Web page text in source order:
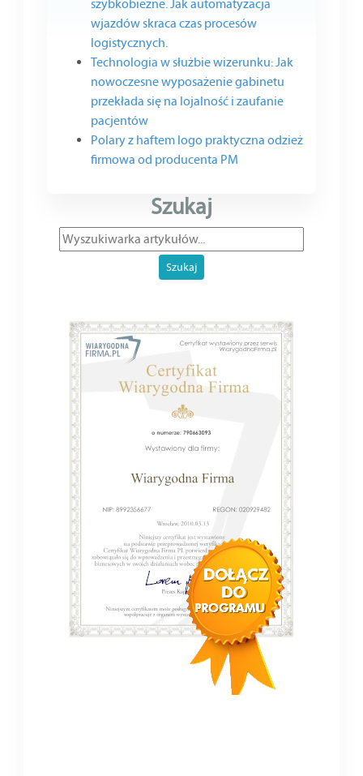
szybkobieżne. Jak automatyzacja
wjazdów skraca czas procesów
logistycznych.
Technologia w służbie wizerunku: Jak
nowoczesne wyposażenie gabinetu
przekłada się na lojalność i zaufanie
pacjentów
Polary z haftem logo praktyczna odzież
firmowa od producenta PM
Szukaj